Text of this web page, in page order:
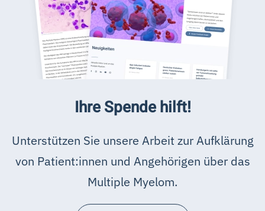
Ihre Spende hilft!
Unterstützen Sie unsere Arbeit zur Aufklärung
von Patient:innen und Angehörigen über das
Multiple Myelom.